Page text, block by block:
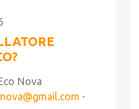
Nova
-